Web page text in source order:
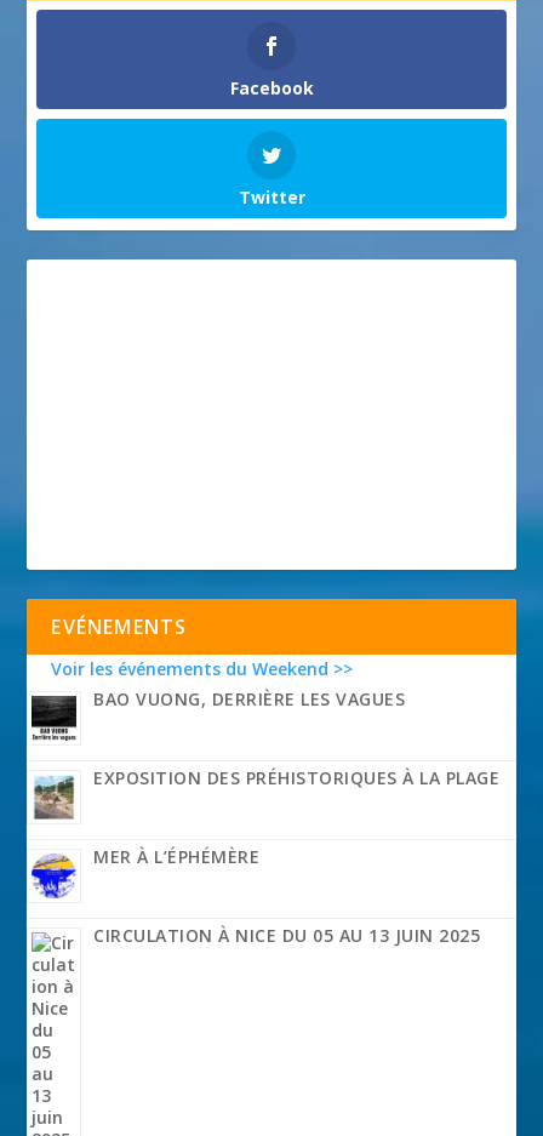
Facebook
Twitter
EVÉNEMENTS
Voir les événements du Weekend >>
BAO VUONG, DERRIÈRE LES VAGUES
EXPOSITION DES PRÉHISTORIQUES À LA PLAGE
MER À L’ÉPHÉMÈRE
CIRCULATION À NICE DU 05 AU 13 JUIN 2025